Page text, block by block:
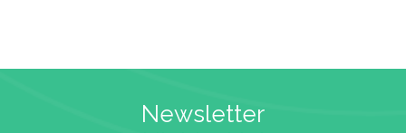
Newsletter